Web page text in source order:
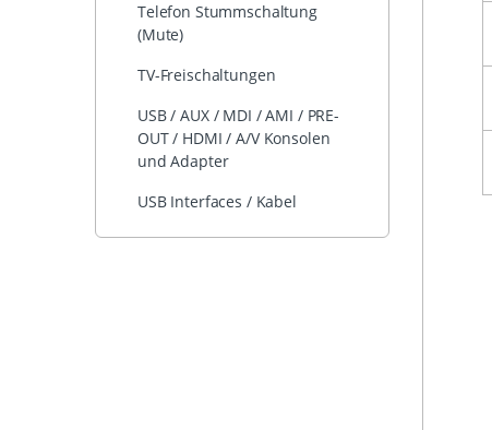
Telefon Stummschaltung
(Mute)
TV-Freischaltungen
USB / AUX / MDI / AMI / PRE-
OUT / HDMI / A/V Konsolen
und Adapter
USB Interfaces / Kabel